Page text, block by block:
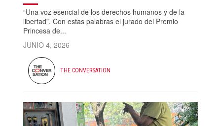
“Una voz esencial de los derechos humanos y de la
libertad”. Con estas palabras el jurado del Premio
Princesa de...
JUNIO 4, 2026
THE CONVERSATION